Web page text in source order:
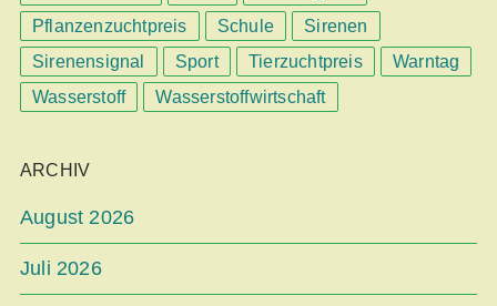
Pflanzenzuchtpreis
Schule
Sirenen
Sirenensignal
Sport Tierzuchtpreis
Warntag
Wasserstoff
Wasserstoffwirtschaft
ARCHIV
August 2026
Juli 2026